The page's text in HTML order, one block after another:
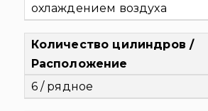
охлаждением воздуха
Количество цилиндров /
Расположение
6 / рядное